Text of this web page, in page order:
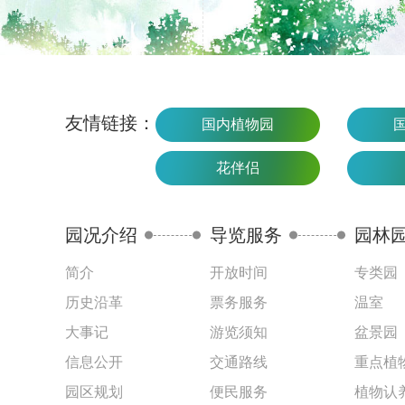
友情链接： 国内植物园
花伴侣
园况介绍
简介
历史沿革
大事记
信息公开
园区规划
导览服务
开放时间
票务服务
游览须知
交通路线
便民服务
园林
专类园
温室
盆景园
重点植
植物认